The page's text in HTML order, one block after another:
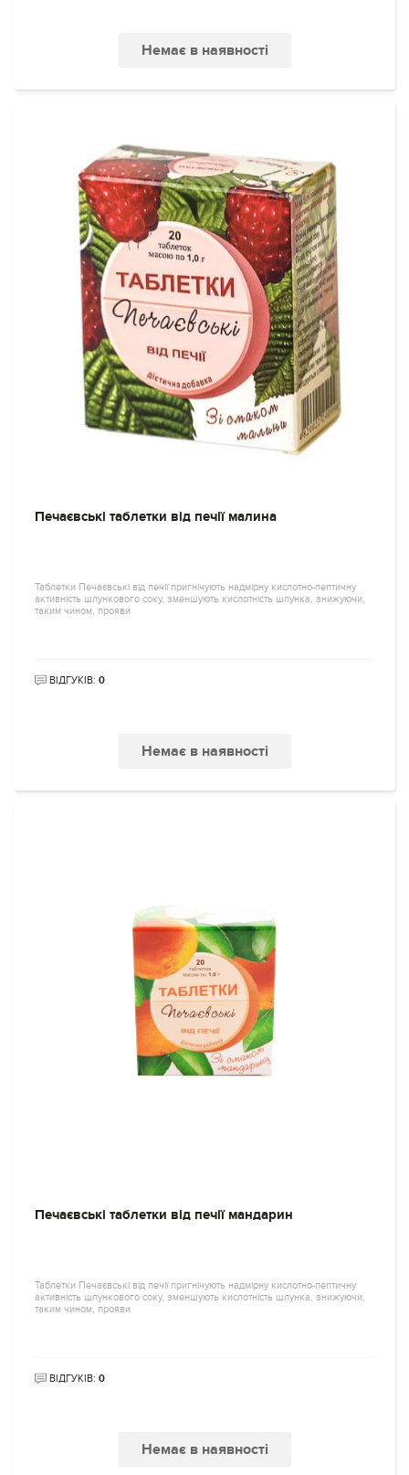
Немає в наявності
Печаєвські таблетки від печії малина
Таблетки Печаєвські від печії пригнічують надмірну кислотно-пептичну
активність шлункового соку, зменшують кислотність шлунка, знижуючи,
таким чином, прояви
ВІДГУКІВ: 0
Немає в наявності
Печаєвські таблетки від печії мандарин
Таблетки Печаєвські від печії пригнічують надмірну кислотно-пептичну
активність шлункового соку, зменшують кислотність шлунка, знижуючи,
таким чином, прояви
ВІДГУКІВ: 0
Немає в наявності